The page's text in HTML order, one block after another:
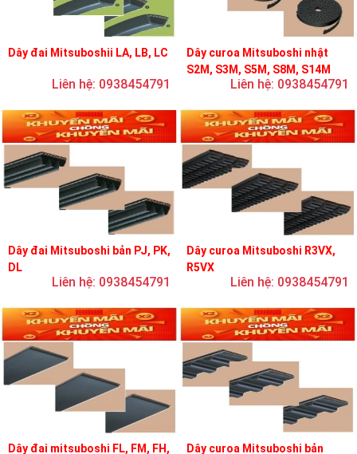
Dây đai Mitsuboshii LA, LB, LC
Liên hệ: 0938454791
Dây curoa Mitsuboshi nhật
S2M, S3M, S5M, S8M, S14M
Liên hệ: 0938454791
Dây đai Mitsuboshi bản PJ, PK,
DL
Liên hệ: 0938454791
Dây curoa Mitsuboshi R3VX,
R5VX
Liên hệ: 0938454791
Dây đai mitsuboshi FL, FM, FH,
Dây curoa Mitsuboshi bản